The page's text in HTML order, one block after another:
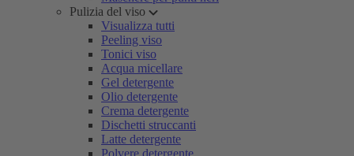
Pulizia del viso
Visualizza tutti
Peeling viso
Tonici viso
Acqua micellare
Gel detergente
Olio detergente
Crema detergente
Dischetti struccanti
Latte detergente
Polvere detergente